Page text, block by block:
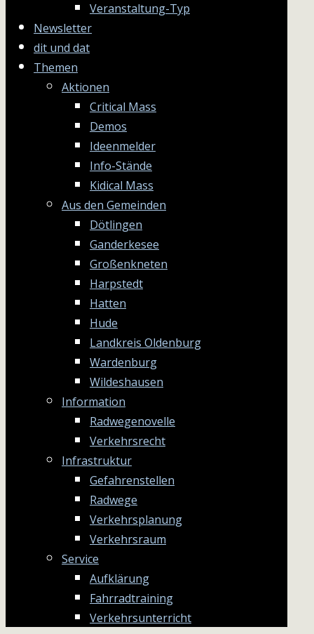
Veranstaltung-Typ
Newsletter
dit und dat
Themen
Aktionen
Critical Mass
Demos
Ideenmelder
Info-Stände
Kidical Mass
Aus den Gemeinden
Dötlingen
Ganderkesee
Großenkneten
Harpstedt
Hatten
Hude
Landkreis Oldenburg
Wardenburg
Wildeshausen
Information
Radwegenovelle
Verkehrsrecht
Infrastruktur
Gefahrenstellen
Radwege
Verkehrsplanung
Verkehrsraum
Service
Aufklärung
Fahrradtraining
Verkehrsunterricht